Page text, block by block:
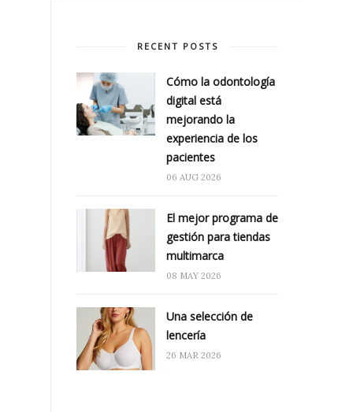
RECENT POSTS
Cómo la odontología
digital está
mejorando la
experiencia de los
pacientes
06 AUG 2026
El mejor programa de
gestión para tiendas
multimarca
08 MAY 2026
Una selección de
lencería
26 MAR 2026